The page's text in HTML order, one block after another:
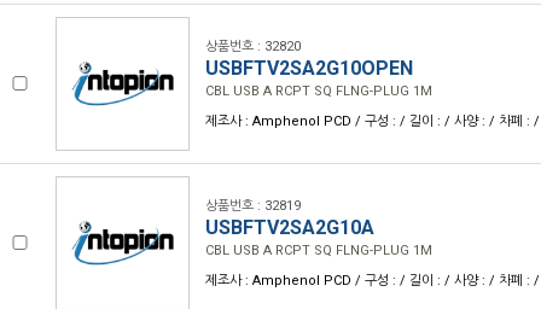
상품번호 : 32820
USBFTV2SA2G10OPEN
CBL USB A RCPT SQ FLNG-PLUG 1M
제조사 : Amphenol PCD / 구성 : / 길이 : / 사양 : / 차폐 : /
상품번호 : 32819
USBFTV2SA2G10A
CBL USB A RCPT SQ FLNG-PLUG 1M
제조사 : Amphenol PCD / 구성 : / 길이 : / 사양 : / 차폐 : /